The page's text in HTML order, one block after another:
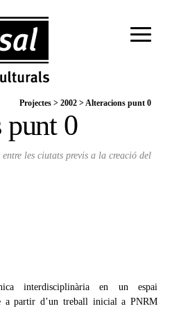
Projectes > 2002 >Alteracions punt 0
punt 0
les ciutats previs a la creació del
interdisciplinària en un espai
a partir d’un treball inicial a PNRM